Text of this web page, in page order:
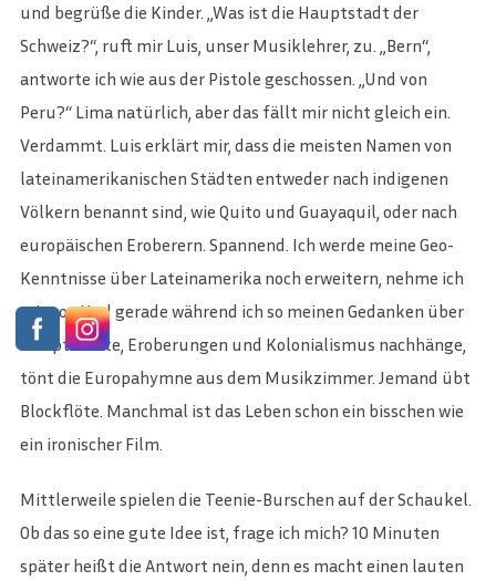
und begrüße die Kinder. „Was ist die Hauptstadt der
Schweiz?“, ruft mir Luis, unser Musiklehrer, zu. „Bern“,
antworte ich wie aus der Pistole geschossen. „Und von
Peru?“ Lima natürlich, aber das fällt mir nicht gleich ein.
Verdammt. Luis erklärt mir, dass die meisten Namen von
lateinamerikanischen Städten entweder nach indigenen
Völkern benannt sind, wie Quito und Guayaquil, oder nach
europäischen Eroberern. Spannend. Ich werde meine Geo-
Kenntnisse über Lateinamerika noch erweitern, nehme ich
mir vor. Und gerade während ich so meinen Gedanken über
Hauptstädte, Eroberungen und Kolonialismus nachhänge,
tönt die Europahymne aus dem Musikzimmer. Jemand übt
Blockflöte. Manchmal ist das Leben schon ein bisschen wie
ein ironischer Film.
Mittlerweile spielen die Teenie-Burschen auf der Schaukel.
Ob das so eine gute Idee ist, frage ich mich? 10 Minuten
später heißt die Antwort nein, denn es macht einen lauten